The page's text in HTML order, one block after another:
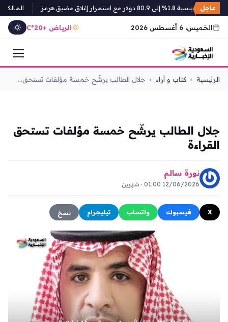
عاجل
1.8% إلى 80.9 دولار مع استمرار إغلاق مضيق هرمز المالكي:
الخميس، 6 أغسطس 2026 الرياض +20°C
التجاوز
الرئيسية › كتاب و آراء › جلال الطالب يرشّح خمسة مؤلفات تستحق...
جلال الطالب يرشّح خمسة مؤلفات تستحق
القراءة
نورة سالم
12/06/2026 01:00 · شهرين
X فيسبوك واتساب تيليجرام نسخ